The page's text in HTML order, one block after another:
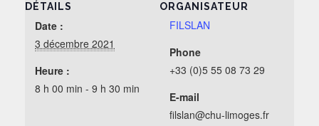
DÉTAILS
Date :
3 décembre 2021
Heure :
8 h 00 min - 9 h 30 min
ORGANISATEUR
FILSLAN
Phone
+33 (0)5 55 08 73 29
E-mail
filslan@chu-limoges.fr